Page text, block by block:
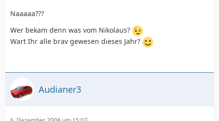
Naaaaa???
Wer bekam denn was vom Nikolaus?
Wart Ihr alle brav gewesen dieses Jahr?
Audianer3